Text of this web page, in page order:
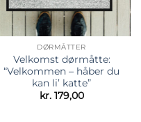
DØRMÅTTER
Velkomst dørmåtte:
“Velkommen – håber du
kan li’ katte”
kr.179,00